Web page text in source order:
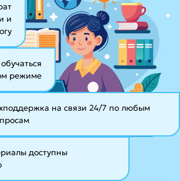
режиме
и
на связи 24/7 по любым
доступны